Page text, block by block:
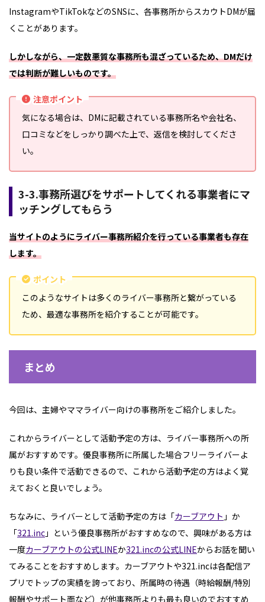
InstagramやTikTokなどのSNSに、各事務所からスカウトDMが届
くことがあります。
しかしながら、一定数悪質な事務所も混ざっているため、DMだけ
では判断が難しいものです。
注意ポイント
気になる場合は、DMに記載されている事務所名や会社名、
口コミなどをしっかり調べた上で、返信を検討してくださ
い。
3-3.事務所選びをサポートしてくれる事業者にマ
ッチングしてもらう
当サイトのようにライバー事務所紹介を行っている事業者も存在
します。
ポイント
このようなサイトは多くのライバー事務所と繋がっている
ため、最適な事務所を紹介することが可能です。
まとめ
今回は、主婦やママライバー向けの事務所をご紹介しました。
これからライバーとして活動予定の方は、ライバー事務所への所
属がおすすめです。優良事務所に所属した場合フリーライバーよ
りも良い条件で活動できるので、これから活動予定の方はよく覚
えておくと良いでしょう。
ちなみに、ライバーとして活動予定の方は「カーブアウト 」か
「321.inc 」という優良事務所がおすすめなので、興味がある方は
一度カーブアウトの公式LINEか321.incの公式LINEからお話を聞い
てみることをおすすめします。カーブアウトや321.incは各配信ア
プリでトップの実績を誇っており、所属時の待遇（時給報酬/特別
報酬やサポート面など）が他事務所よりも最も良いのでおすすめ